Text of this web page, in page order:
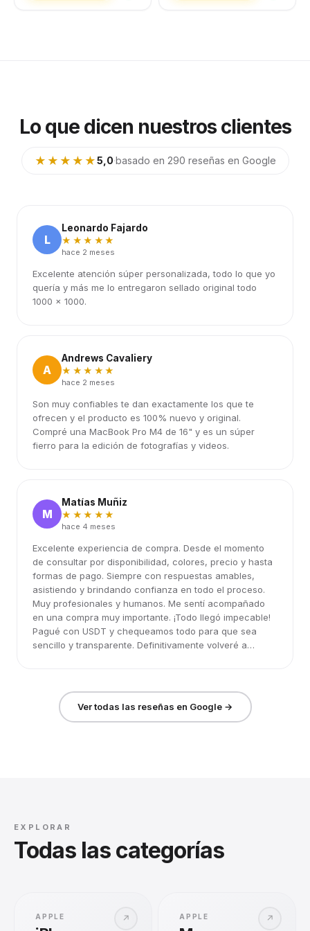
Lo que dicen nuestros clientes
★★★★★5,0·basado en 290 reseñas en Google
L
Leonardo Fajardo
★★★★★
hace 2 meses
Excelente atención súper personalizada, todo lo que yo
quería y más me lo entregaron sellado original todo
1000 x 1000.
A
Andrews Cavaliery
★★★★★
hace 2 meses
Son muy confiables te dan exactamente los que te
ofrecen y el producto es 100% nuevo y original.
Compré una MacBook Pro M4 de 16" y es un súper
fierro para la edición de fotografías y videos.
M
Matías Muñiz
★★★★★
hace 4 meses
Excelente experiencia de compra. Desde el momento
de consultar por disponibilidad, colores, precio y hasta
formas de pago. Siempre con respuestas amables,
asistiendo y brindando confianza en todo el proceso.
Muy profesionales y humanos. Me sentí acompañado
en una compra muy importante. ¡Todo llegó impecable!
Pagué con USDT y chequeamos todo para que sea
sencillo y transparente. Definitivamente volveré a
Ver todas las reseñas en Google →
EXPLORAR
Todas las categorías
↗
APPLE ↗
APPLE